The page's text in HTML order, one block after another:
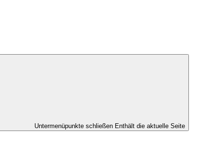
Untermenüpunkte schließen Enthält die aktuelle Seite